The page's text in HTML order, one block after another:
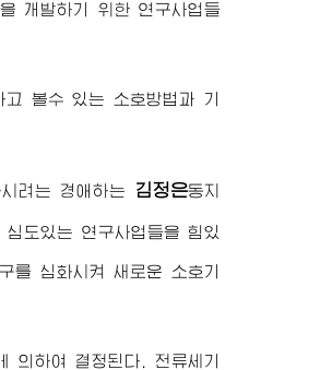
개발하기 위한 연구사업들
볼수 있는 소호방법과 기
려는 경애하는 김정은동지
도있는 연구사업들을 힘있
를 심화시켜 새로운 소호기
의하여 결정된다. 전류세기